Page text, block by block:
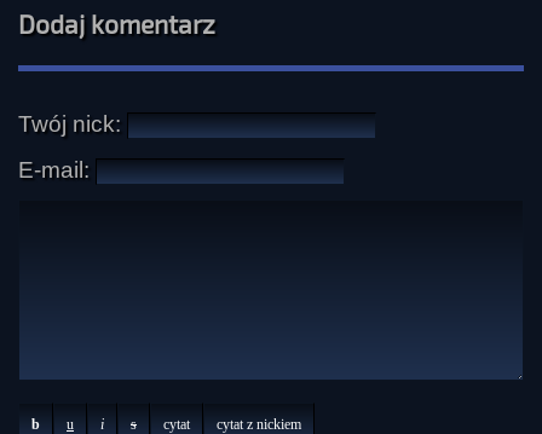
Dodaj komentarz
Twój nick:
E-mail:
b u i s cytat cytat z nickiem